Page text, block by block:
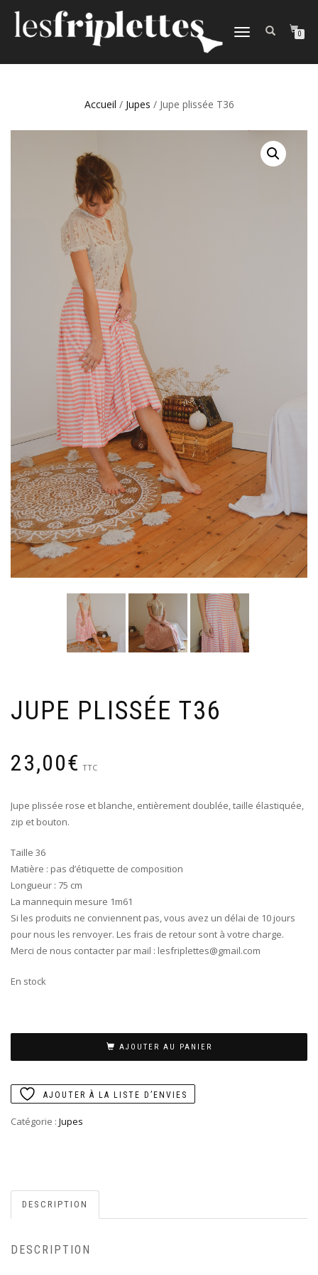
DÉPLIER
0
Accueil / Jupes / Jupe plissée T36
JUPE PLISSÉE T36
23,00€ TTC
Jupe plissée rose et blanche, entièrement doublée, taille élastiquée,
zip et bouton.
Taille 36
Matière : pas d’étiquette de composition
Longueur : 75 cm
La mannequin mesure 1m61
Si les produits ne conviennent pas, vous avez un délai de 10 jours
pour nous les renvoyer. Les frais de retour sont à votre charge.
Merci de nous contacter par mail : lesfriplettes@gmail.com
En stock
AJOUTER AU PANIER
AJOUTER À LA LISTE D’ENVIES
Catégorie : Jupes
DESCRIPTION
DESCRIPTION